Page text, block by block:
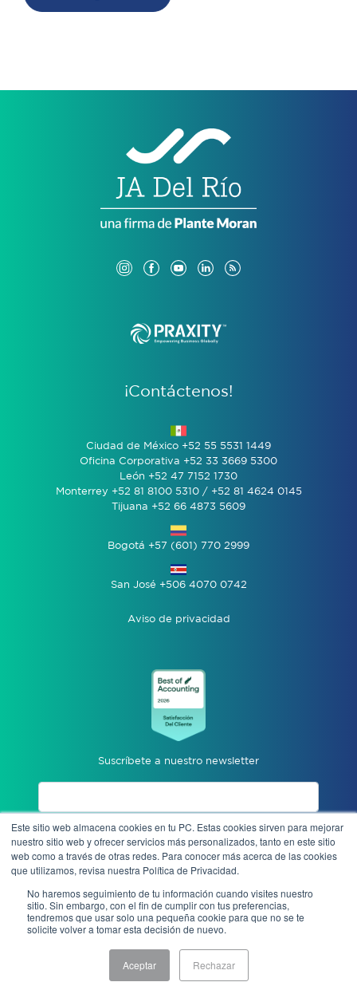
Este sitio web almacena cookies en tu PC. Estas cookies sirven para mejorar
nuestro sitio web y ofrecer servicios más personalizados, tanto en este sitio
web como a través de otras redes. Para conocer más acerca de las cookies
que utilizamos, revisa nuestra Política de Privacidad.
No haremos seguimiento de tu información cuando visites nuestro
sitio. Sin embargo, con el fin de cumplir con tus preferencias,
tendremos que usar solo una pequeña cookie para que no se te
solicite volver a tomar esta decisión de nuevo.
Aceptar Rechazar
¡Contáctenos!
Ciudad de México +52 55 5531 1449
Oficina Corporativa +52 33 3669 5300
León +52 47 7152 1730
Monterrey +52 81 8100 5310 / +52 81 4624 0145
Tijuana +52 66 4873 5609
Bogotá +57 (601) 770 2999
San José +506 4070 0742
Aviso de privacidad
Suscríbete a nuestro newsletter
Enviar
Denuncia anónima